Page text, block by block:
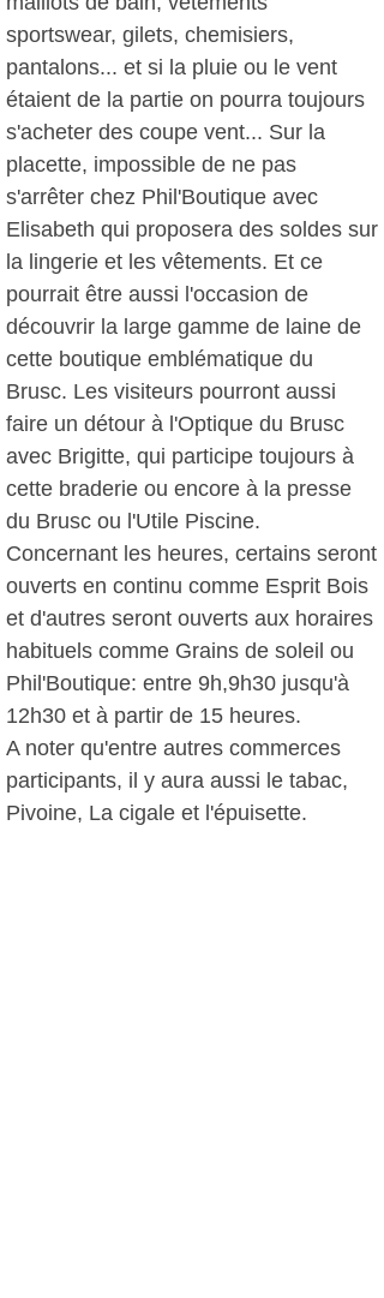
sportswear, gilets, chemisiers,
pantalons... et si la pluie ou le vent
étaient de la partie on pourra toujours
s'acheter des coupe vent... Sur la
placette, impossible de ne pas
s'arrêter chez Phil'Boutique avec
Elisabeth qui proposera des soldes sur
la lingerie et les vêtements. Et ce
pourrait être aussi l'occasion de
découvrir la large gamme de laine de
cette boutique emblématique du
Brusc. Les visiteurs pourront aussi
faire un détour à l'Optique du Brusc
avec Brigitte, qui participe toujours à
cette braderie ou encore à la presse
du Brusc ou l'Utile Piscine.
Concernant les heures, certains seront
ouverts en continu comme Esprit Bois
et d'autres seront ouverts aux horaires
habituels comme Grains de soleil ou
Phil'Boutique: entre 9h,9h30 jusqu'à
12h30 et à partir de 15 heures.
A noter qu'entre autres commerces
participants, il y aura aussi le tabac,
Pivoine, La cigale et l'épuisette.